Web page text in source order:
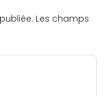
Les champs